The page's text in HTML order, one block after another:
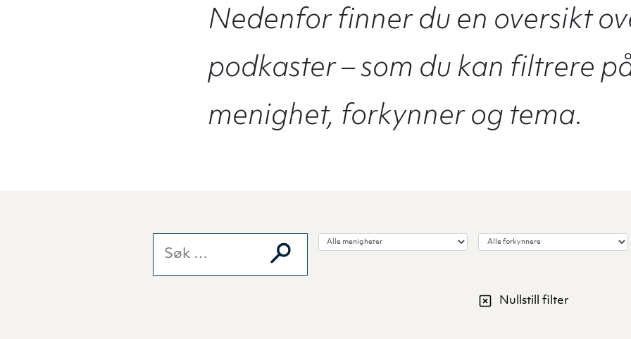
Nedenfor finner du en oversikt
podkaster – som du kan filtrere
menighet, forkynner og tema.
Søk etter: Velg menighet Velg forkynner
Nullstill filter